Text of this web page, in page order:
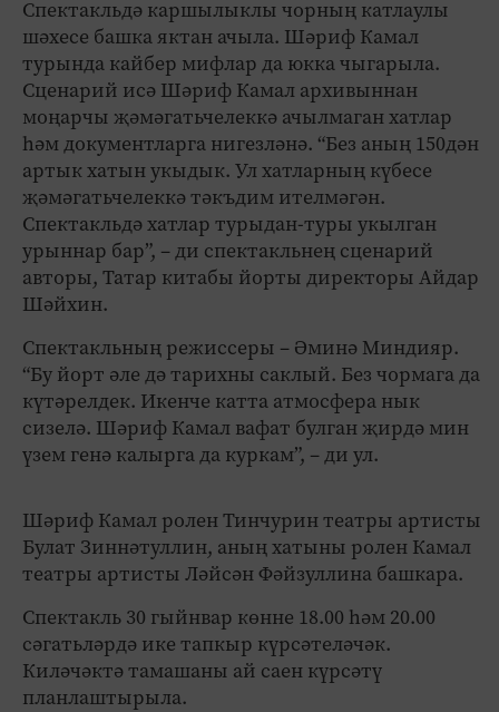
Спектакльдә каршылыклы чорның катлаулы
шәхесе башка яктан ачыла. Шәриф Камал
турында кайбер мифлар да юкка чыгарыла.
Сценарий исә Шәриф Камал архивыннан
моңарчы җәмәгатьчелеккә ачылмаган хатлар
һәм документларга нигезләнә. “Без аның 150дән
артык хатын укыдык. Ул хатларның күбесе
җәмәгатьчелеккә тәкъдим ителмәгән.
Спектакльдә хатлар турыдан-туры укылган
урыннар бар”, – ди спектакльнең сценарий
авторы, Татар китабы йорты директоры Айдар
Шәйхин.
Спектакльның режиссеры – Әминә Миндияр.
“Бу йорт әле дә тарихны саклый. Без чормага да
күтәрелдек. Икенче катта атмосфера нык
сизелә. Шәриф Камал вафат булган җирдә мин
үзем генә калырга да куркам”, – ди ул.
Шәриф Камал ролен Тинчурин театры артисты
Булат Зиннәтуллин, аның хатыны ролен Камал
театры артисты Ләйсән Фәйзуллина башкара.
Спектакль 30 гыйнвар көнне 18.00 һәм 20.00
сәгатьләрдә ике тапкыр күрсәтеләчәк.
Киләчәктә тамашаны ай саен күрсәтү
планлаштырыла.